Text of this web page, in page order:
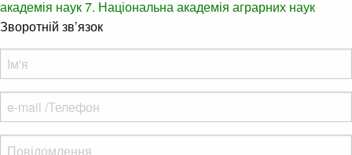
академія наук7. Національна академія аграрних наук
Зворотній зв’язок